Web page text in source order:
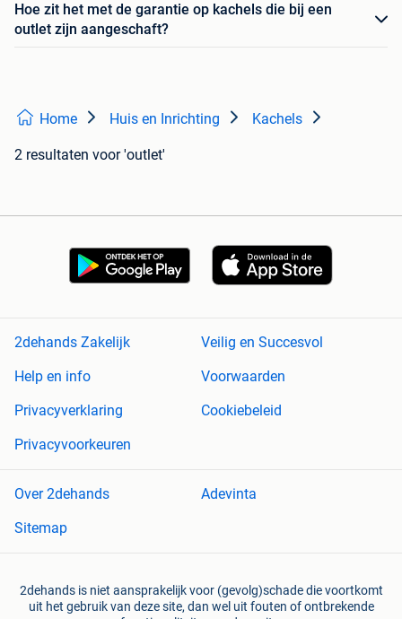
Hoe zit het met de garantie op kachels die bij een
outlet zijn aangeschaft?
Home Huis en Inrichting Kachels
2 resultaten voor 'outlet'
2dehands Zakelijk
Veilig en Succesvol
Help en info
Voorwaarden
Privacyverklaring
Cookiebeleid
Privacyvoorkeuren
Over 2dehands
Adevinta
Sitemap
2dehands is niet aansprakelijk voor (gevolg)schade die voortkomt
uit het gebruik van deze site, dan wel uit fouten of ontbrekende